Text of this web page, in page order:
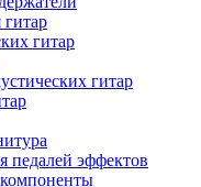
гитар
гитар
гитар
педалей эффектов